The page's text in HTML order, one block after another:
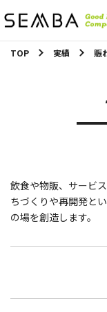
TOP 実績 賑
飲食や物販、サービ
ちづくりや再開発と
の場を創造します。